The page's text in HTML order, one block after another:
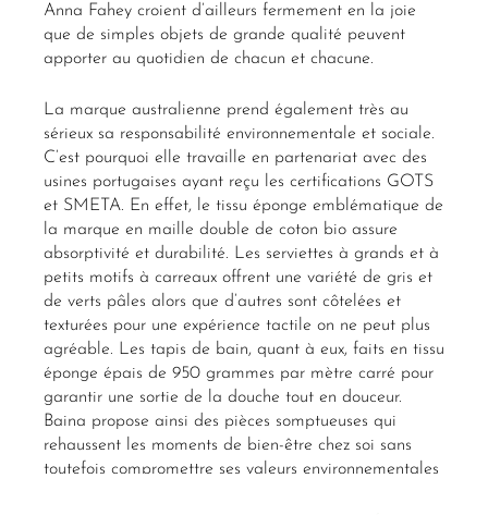
Anna Fahey croient d’ailleurs fermement en la joie
que de simples objets de grande qualité peuvent
apporter au quotidien de chacun et chacune.
La marque australienne prend également très au
sérieux sa responsabilité environnementale et sociale.
C’est pourquoi elle travaille en partenariat avec des
usines portugaises ayant reçu les certifications GOTS
et SMETA. En effet, le tissu éponge emblématique de
la marque en maille double de coton bio assure
absorptivité et durabilité. Les serviettes à grands et à
petits motifs à carreaux offrent une variété de gris et
de verts pâles alors que d’autres sont côtelées et
texturées pour une expérience tactile on ne peut plus
agréable. Les tapis de bain, quant à eux, faits en tissu
éponge épais de 950 grammes par mètre carré pour
garantir une sortie de la douche tout en douceur.
Baina propose ainsi des pièces somptueuses qui
rehaussent les moments de bien-être chez soi sans
toutefois compromettre ses valeurs environnementales